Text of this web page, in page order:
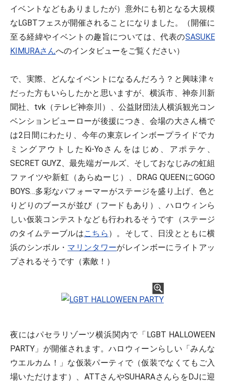
イベントなどもありましたが）意外にも初となる大規模
なLGBTフェスが開催されることになりました。（開催に
至る経緯やイベントの趣旨については、代表のSASUKE
KIMURAさんへのインタビューをご覧ください）
で、実際、どんなイベントになるんだろう？と興味津々
だった方もいらしたかと思いますが、横浜市、神奈川新
聞社、tvk（テレビ神奈川）、公益財団法人横浜観光コン
ベンションビューローが後援につき、会場の大さん橋で
は2日間にわたり、今年の東京レインボープライドでカ
ミングアウトしたKi-Yoさんをはじめ、アポテケ、
SECRET GUYZ、最先端ガールズ、そしておなじみの虹組
ファイツや新虹（あらぬーじ）、DRAG QUEENにGOGO
BOYS…多彩なパフォーマーがステージを盛り上げ、色と
りどりのブースが並び（フードもあり）、ハロウィンら
しい仮装コンテストなども行われるそうです（ステージ
のタイムテーブルはこちら ）。そして、日没とともに横
浜のシンボル・ マリンタワーがレインボーにライトアッ
プされるそうです（素敵！）
夜にはパセラリゾーツ横浜関内で「LGBT HALLOWEEN
PARTY」が開催されます。ハロウィーンらしい「みんな
ウエルカム！」な仮装パーティで（仮装でなくてもご入
場いただけます）、ATTさんやSUHARAさんらをDJに迎